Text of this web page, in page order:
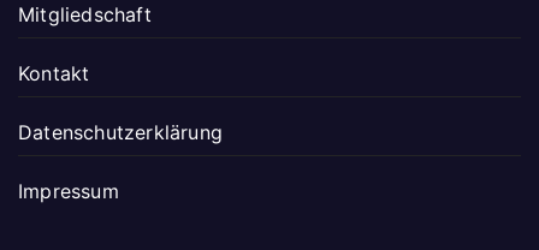
Mitgliedschaft
Kontakt
Datenschutz­erklärung
Impressum